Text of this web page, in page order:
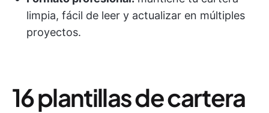
limpia, fácil de leer y actualizar en múltiples
proyectos.
16 plantillas de cartera